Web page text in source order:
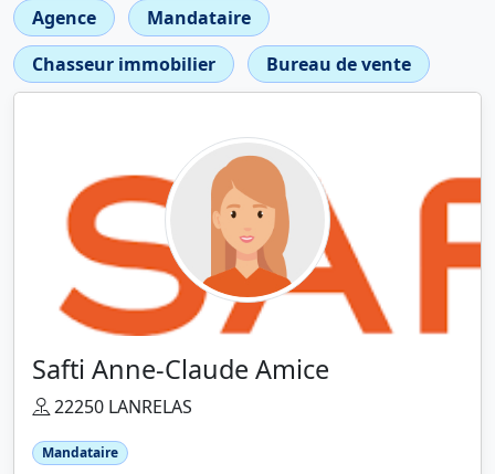
Agence
Mandataire
Chasseur immobilier
Bureau de vente
Safti Anne-Claude Amice
22250 LANRELAS
Mandataire